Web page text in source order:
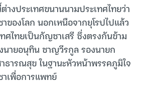
งประเทศขนานนามประเทศไทยว่า
ของโลก นอกเหนือจากยุโรปไปแล้ว
ทศไทยเป็นกัญชาเสรี ซึ่งตรงกันข้าม
ายอนุทิน ชาญวีรกูล รองนายก
ธารณสุข ในฐานะหัวหน้าพรรคภูมิใจ
เพื่อการแพทย์